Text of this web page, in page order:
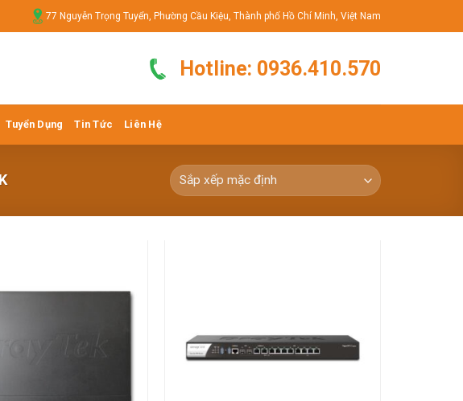
77 Nguyễn Trọng Tuyển, Phường Cầu Kiệu, Thành phố Hồ Chí Minh, Việt Nam
Hotline: 0936.410.570
Tuyển Dụng Tin Tức Liên Hệ